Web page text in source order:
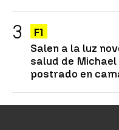
F1
Salen a la luz
salud de Michael
postrado en